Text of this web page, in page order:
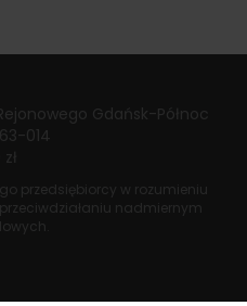
Gdańsk-Północ
014
przedsiębiorcy w rozumieniu
nadmiernym